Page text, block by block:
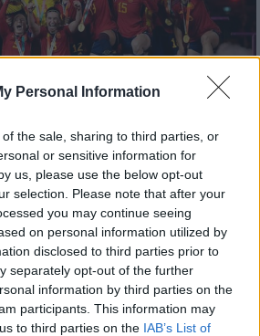
Personal Information
the sale, sharing to third parties, or
or sensitive information for
us, please use the below opt-out
selection. Please note that after your
you may continue seeing
on personal information utilized by
disclosed to third parties prior to
separately opt-out of the further
information by third parties on the
participants. This information may
to third parties on the IAB’s List of
21:31
τις παίκτριες της
Ανακοίνωσαν πως δεν
μέχρι να παραιτηθεί ο
της Εθνικής Ισπανίας
του προέδρου της
ομοσπονδίας